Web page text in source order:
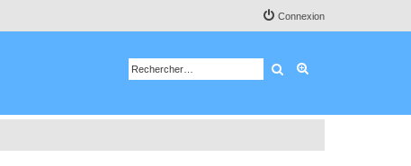
Connexion
Rechercher